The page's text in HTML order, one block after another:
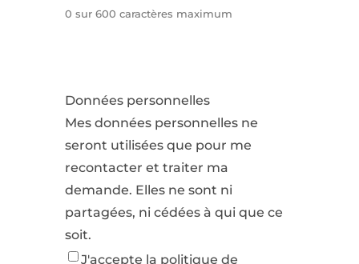
0 sur 600 caractères maximum
Données personnelles
Mes données personnelles ne
seront utilisées que pour me
recontacter et traiter ma
demande. Elles ne sont ni
partagées, ni cédées à qui que ce
soit.
J'accepte la politique de